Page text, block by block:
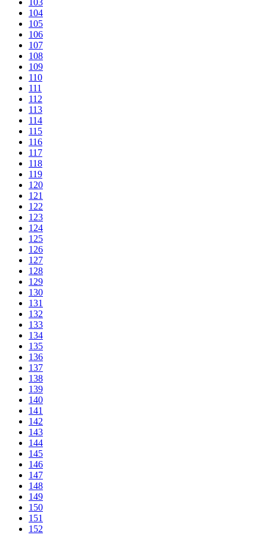
103
104
105
106
107
108
109
110
111
112
113
114
115
116
117
118
119
120
121
122
123
124
125
126
127
128
129
130
131
132
133
134
135
136
137
138
139
140
141
142
143
144
145
146
147
148
149
150
151
152